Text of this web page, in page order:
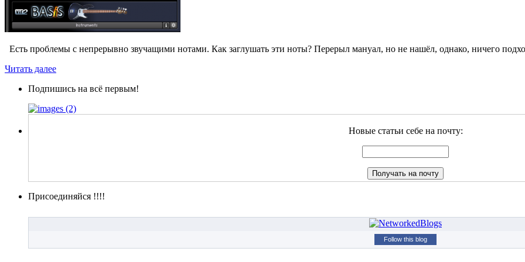
Есть проблемы с непрерывно звучащими нотами. Как заглушать эти ноты? Перерыл мануал, но не нашёл, однако, ничего
Читать далее
Подпишись на всё первым!
Новые статьи себе на почту:
Присоединяйся !!!!
Follow this blog